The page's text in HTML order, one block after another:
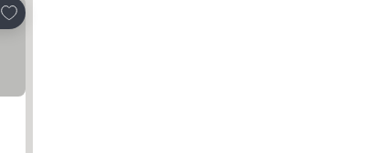
Lägg till i Mina Favoriter